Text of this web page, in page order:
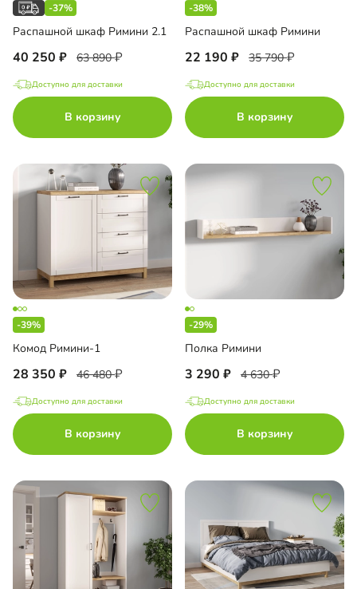
-37%
Распашной шкаф Римини 2.1
40 250 63 890
Доступно для доставки
В корзину
-38%
Распашной шкаф Римини
22 190 35 790
Доступно для доставки
В корзину
-39%
Комод Римини-1
28 350 46 480
Доступно для доставки
В корзину
-29%
Полка Римини
3 290 4 630
Доступно для доставки
В корзину